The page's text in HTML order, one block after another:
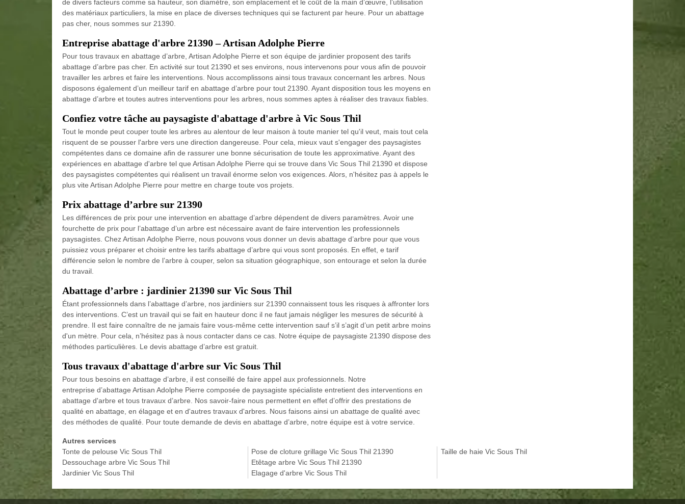
de divers facteurs comme sa hauteur, son diamètre, son emplacement et le coût de la main d’œuvre, l’utilisation
des matériaux particuliers, la mise en place de diverses techniques qui se facturent par heure. Pour un abattage
pas cher, nous sommes sur 21390.
Entreprise abattage d'arbre 21390 – Artisan Adolphe Pierre
Pour tous travaux en abattage d’arbre, Artisan Adolphe Pierre et son équipe de jardinier proposent des tarifs
abattage d’arbre pas cher. En activité sur tout 21390 et ses environs, nous intervenons pour vous afin de pouvoir
travailler les arbres et faire les interventions. Nous accomplissons ainsi tous travaux concernant les arbres. Nous
disposons également d’un meilleur tarif en abattage d’arbre pour tout 21390. Ayant disposition tous les moyens en
abattage d’arbre et toutes autres interventions pour les arbres, nous sommes aptes à réaliser des travaux fiables.
Confiez votre tâche au paysagiste d'abattage d'arbre à Vic Sous Thil
Tout le monde peut couper toute les arbres au alentour de leur maison à toute manier tel qu'il veut, mais tout cela
risquent de se pousser l'arbre vers une direction dangereuse. Pour cela, mieux vaut s'engager des paysagistes
compétentes dans ce domaine afin de rassurer une bonne sécurisation de toute les approximative. Ayant des
expériences en abattage d'arbre tel que Artisan Adolphe Pierre qui se trouve dans Vic Sous Thil 21390 et dispose
des paysagistes compétentes qui réalisent un travail énorme selon vos exigences. Alors, n'hésitez pas à appels le
plus vite Artisan Adolphe Pierre pour mettre en charge toute vos projets.
Prix abattage d’arbre sur 21390
Les différences de prix pour une intervention en abattage d’arbre dépendent de divers paramètres. Avoir une
fourchette de prix pour l’abattage d’un arbre est nécessaire avant de faire intervention les professionnels
paysagistes. Chez Artisan Adolphe Pierre, nous pouvons vous donner un devis abattage d’arbre pour que vous
puissiez vous préparer et choisir entre les tarifs abattage d’arbre qui vous sont proposés. En effet, e tarif
différencie selon le nombre de l’arbre à couper, selon sa situation géographique, son entourage et selon la durée
du travail.
Abattage d’arbre : jardinier 21390 sur Vic Sous Thil
Étant professionnels dans l’abattage d’arbre, nos jardiniers sur 21390 connaissent tous les risques à affronter lors
des interventions. C’est un travail qui se fait en hauteur donc il ne faut jamais négliger les mesures de sécurité à
prendre. Il est faire connaître de ne jamais faire vous-même cette intervention sauf s’il s’agit d’un petit arbre moins
d'un mètre. Pour cela, n’hésitez pas à nous contacter dans ce cas. Notre équipe de paysagiste 21390 dispose des
méthodes particulières. Le devis abattage d’arbre est gratuit.
Tous travaux d'abattage d'arbre sur Vic Sous Thil
Pour tous besoins en abattage d’arbre, il est conseillé de faire appel aux professionnels. Notre
entreprise d’abattage Artisan Adolphe Pierre composée de paysagiste spécialiste entretient des interventions en
abattage d'arbre et tous travaux d’arbre. Nos savoir-faire nous permettent en effet d’offrir des prestations de
qualité en abattage, en élagage et en d'autres travaux d'arbres. Nous faisons ainsi un abattage de qualité avec
des méthodes de qualité. Pour toute demande de devis en abattage d’arbre, notre équipe est à votre service.
Autres services
Tonte de pelouse Vic Sous Thil
Dessouchage arbre Vic Sous Thil
Jardinier Vic Sous Thil
Pose de cloture grillage Vic Sous Thil 21390
Etêtage arbre Vic Sous Thil 21390
Elagage d'arbre Vic Sous Thil
Taille de haie Vic Sous Thil